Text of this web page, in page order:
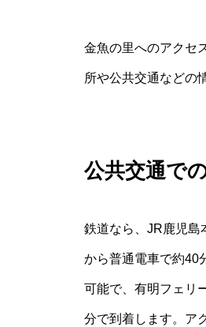
金魚の里へのアクセ
所や公共交通などの
公共交通で
鉄道なら、JR鹿児島
から普通電車で約40
可能で、有明フェリ
分で到着します。ア